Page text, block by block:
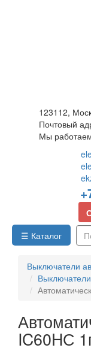
123112,
Почтовый
Мы
☰ Каталог
Выключатели
IC60HС